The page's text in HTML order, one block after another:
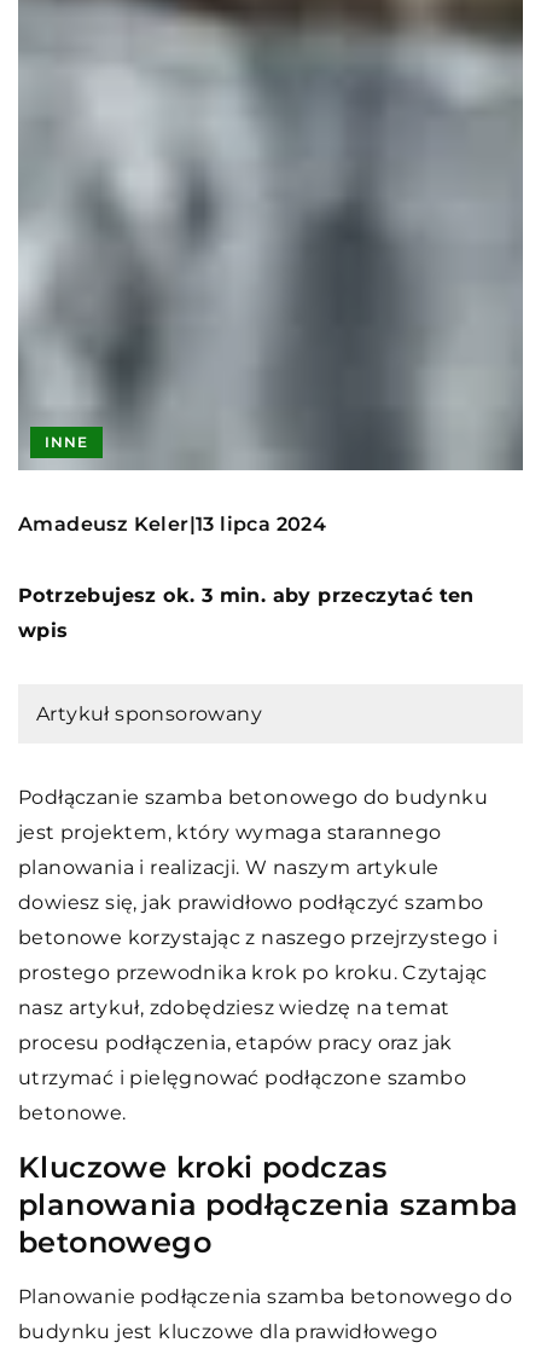
INNE
Amadeusz Keler|13 lipca 2024
Potrzebujesz ok. 3 min. aby przeczytać ten
wpis
Artykuł sponsorowany
Podłączanie szamba betonowego do budynku
jest projektem, który wymaga starannego
planowania i realizacji. W naszym artykule
dowiesz się, jak prawidłowo podłączyć szambo
betonowe korzystając z naszego przejrzystego i
prostego przewodnika krok po kroku. Czytając
nasz artykuł, zdobędziesz wiedzę na temat
procesu podłączenia, etapów pracy oraz jak
utrzymać i pielęgnować podłączone szambo
betonowe.
Kluczowe kroki podczas
planowania podłączenia szamba
betonowego
Planowanie podłączenia szamba betonowego do
budynku jest kluczowe dla prawidłowego